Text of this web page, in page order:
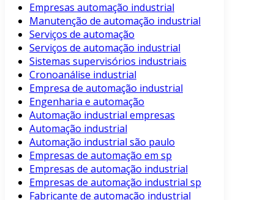
Empresas automação industrial
Manutenção de automação industrial
Serviços de automação
Serviços de automação industrial
Sistemas supervisórios industriais
Cronoanálise industrial
Empresa de automação industrial
Engenharia e automação
Automação industrial empresas
Automação industrial
Automação industrial são paulo
Empresas de automação em sp
Empresas de automação industrial
Empresas de automação industrial sp
Fabricante de automação industrial